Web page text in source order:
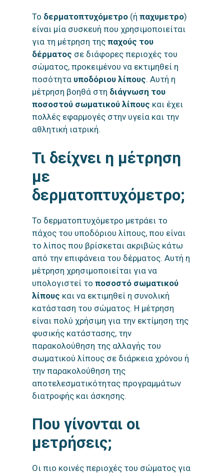
Το δερματοπτυχόμετρο (ή παχυμετρο)
είναι μία συσκευή που χρησιμοποιείται
για τη μέτρηση της παχούς του
δέρματος σε διάφορες περιοχές του
σώματος, προκειμένου να εκτιμηθεί η
ποσότητα υποδόριου λίπους. Αυτή η
μέτρηση βοηθά στη διάγνωση του
ποσοστού σωματικού λίπους και έχει
πολλές εφαρμογές στην υγεία και την
αθλητική ιατρική.
Τι δείχνει η μέτρηση
με
δερματοπτυχόμετρο;
Το δερματοπτυχόμετρο μετράει το
πάχος του υποδόριου λίπους, που είναι
το λίπος που βρίσκεται ακριβώς κάτω
από την επιφάνεια του δέρματος. Αυτή η
μέτρηση χρησιμοποιείται για να
υπολογιστεί το ποσοστό σωματικού
λίπους και να εκτιμηθεί η συνολική
κατάσταση του σώματος. Η μέτρηση
είναι πολύ χρήσιμη για την εκτίμηση της
φυσικής κατάστασης, την
παρακολούθηση της αλλαγής του
σωματικού λίπους σε διάρκεια χρόνου ή
την παρακολούθηση της
αποτελεσματικότητας προγραμμάτων
διατροφής και άσκησης.
Που γίνονται οι
μετρήσεις;
Οι πιο κοινές περιοχές του σώματος για